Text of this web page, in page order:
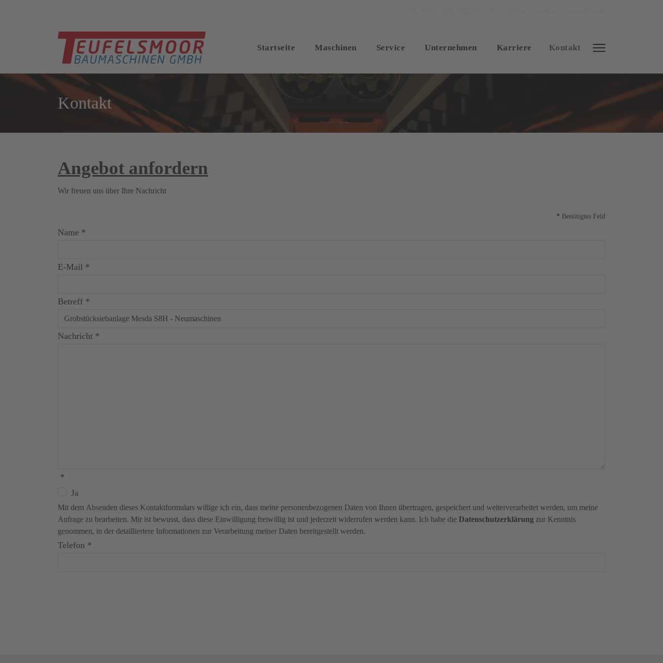
Startseite Maschinen Service Unternehmen Karriere Kontakt
Kontakt
Angebot anfordern
Wir freuen uns über Ihre Nachricht
* Benötigtes Feld
Name *
E-Mail *
Betreff *
Nachricht *
*
Ja
Mit dem Absenden dieses Kontaktformulars willige ich ein, dass meine personenbezogenen Daten von Ihnen übertragen, gespeichert und weiterverarbeitet werden, um meine
Anfrage zu bearbeiten. Mir ist bewusst, dass diese Einwilligung freiwillig ist und jederzeit widerrufen werden kann. Ich habe die Datenschutzerklärung zur Kenntnis
genommen, in der detailliertere Informationen zur Verarbeitung meiner Daten bereitgestellt werden.
Telefon *